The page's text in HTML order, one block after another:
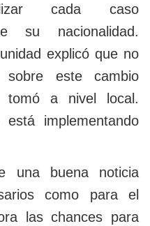
cada caso
su nacionalidad.
explicó que no
sobre este cambio
tomó a nivel local.
implementando
una buena noticia
como para el
las chances para